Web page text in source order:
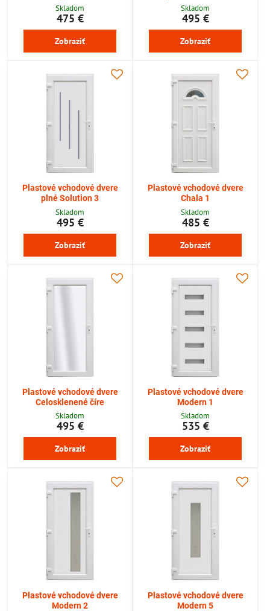
Skladom
475 €
Zobraziť
Skladom
495 €
Zobraziť
Plastové vchodové dvere
plné Solution 3
Skladom
495 €
Zobraziť
Plastové vchodové dvere
Chala 1
Skladom
485 €
Zobraziť
Plastové vchodové dvere
Celosklenené číre
Skladom
495 €
Zobraziť
Plastové vchodové dvere
Modern 1
Skladom
535 €
Zobraziť
Plastové vchodové dvere
Modern 2
Plastové vchodové dvere
Modern 5